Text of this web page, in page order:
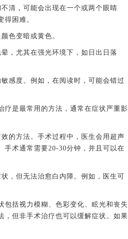
清，可能会出现在一个或两个眼睛
得困难。
色变暗或黄色。
，尤其在强光环境下，如日出日落
度。例如，在阅读时，可能会错过
是最常用的方法，通常在症状严重影
方法。手术过程中，医生会用超声
手术通常需要20-30分钟，并且可以在
但无法治愈白内障。例如，医生可
括视力模糊、色彩变化、眩光和丧失
，但非手术治疗也可以缓解症状。如果